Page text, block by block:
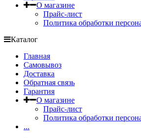
О магазине
Прайс-лист
Политика обработки
Каталог
Главная
Самовывоз
Доставка
Обратная связь
Гарантия
О магазине
Прайс-лист
Политика обработки
...